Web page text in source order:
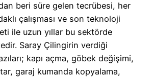
beri süre gelen tecrübesi, her
çalışması ve son teknoloji
ile uzun yıllar bu sektörde
Saray Çilingirin verdiği
kapı açma, göbek değişimi,
garaj kumanda kopyalama,